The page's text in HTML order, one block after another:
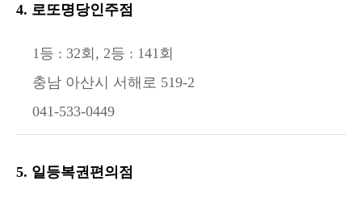
4. 로또명당인주점
1등 : 32회, 2등 : 141회
충남 아산시 서해로 519-2
041-533-0449
5. 일등복권편의점